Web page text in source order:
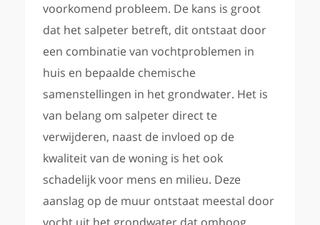
voorkomend probleem. De kans is groot
dat het salpeter betreft, dit ontstaat door
een combinatie van vochtproblemen in
huis en bepaalde chemische
samenstellingen in het grondwater. Het is
van belang om salpeter direct te
verwijderen, naast de invloed op de
kwaliteit van de woning is het ook
schadelijk voor mens en milieu. Deze
aanslag op de muur ontstaat meestal door